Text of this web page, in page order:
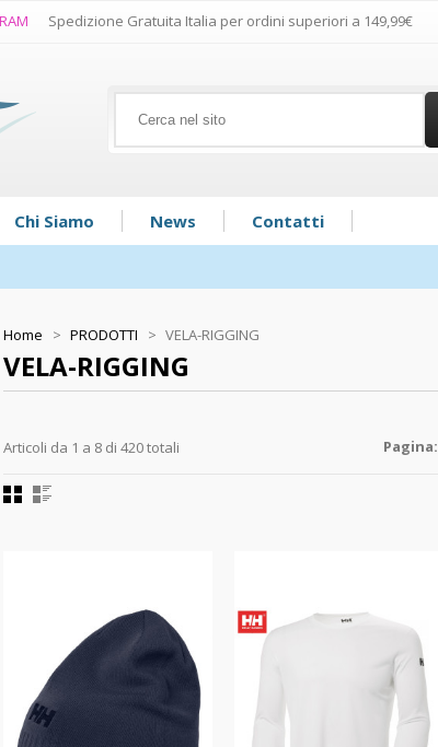
Spedizione Gratuita Italia per ordini superiori a 149,99€
Chi Siamo News Contatti
Home > PRODOTTI > VELA-RIGGING
VELA-RIGGING
Articoli da 1 a 8 di 420 totali Pagina: